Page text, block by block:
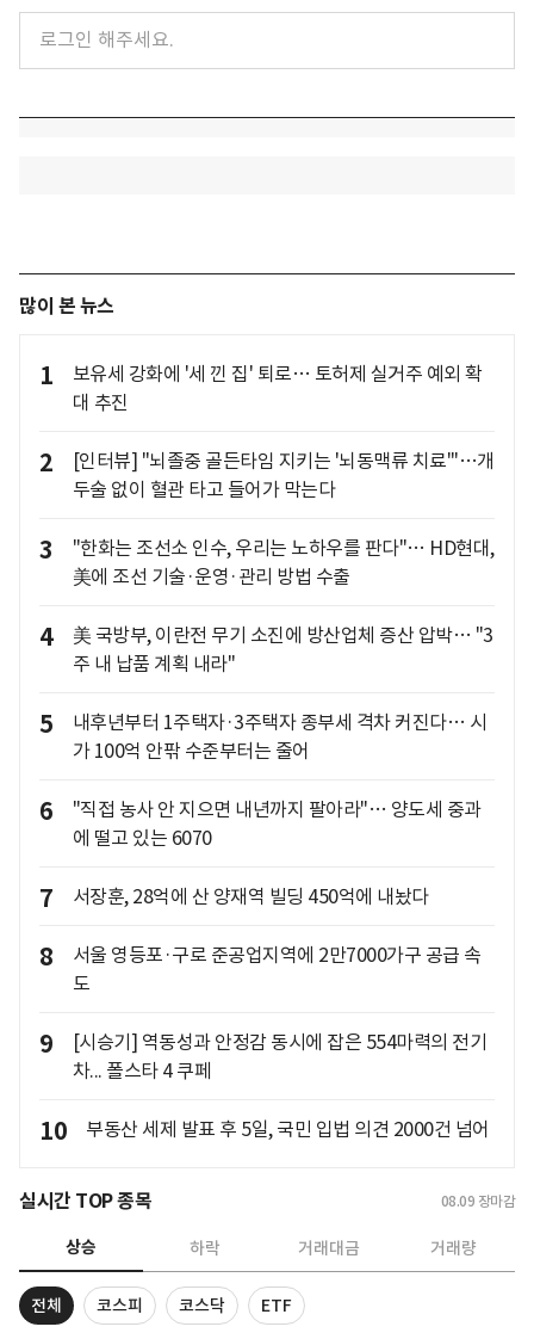
많이 본 뉴스
1
보유세 강화에 '세 낀 집' 퇴로… 토허제 실거주 예외 확
대 추진
2
[인터뷰] "뇌졸중 골든타임 지키는 '뇌동맥류 치료'"…개
두술 없이 혈관 타고 들어가 막는다
3
"한화는 조선소 인수, 우리는 노하우를 판다"… HD현대,
美에 조선 기술·운영·관리 방법 수출
4
美 국방부, 이란전 무기 소진에 방산업체 증산 압박… "3
주 내 납품 계획 내라"
5
내후년부터 1주택자·3주택자 종부세 격차 커진다… 시
가 100억 안팎 수준부터는 줄어
6
"직접 농사 안 지으면 내년까지 팔아라"… 양도세 중과
에 떨고 있는 6070
7 서장훈, 28억에 산 양재역 빌딩 450억에 내놨다
8
서울 영등포·구로 준공업지역에 2만7000가구 공급 속
도
9
[시승기] 역동성과 안정감 동시에 잡은 554마력의 전기
차... 폴스타 4 쿠페
10 부동산 세제 발표 후 5일, 국민 입법 의견 2000건 넘어
실시간 TOP 종목 08.09 장마감
상승 하락 거래대금 거래량
전체 코스피 코스닥 ETF